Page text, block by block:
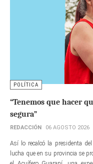
POLÍTICA
“Tenemos que hacer
segura”
REDACCIÓN 06 AGOSTO 2026
Así lo recalcó la presidenta
lucha que en su provincia se